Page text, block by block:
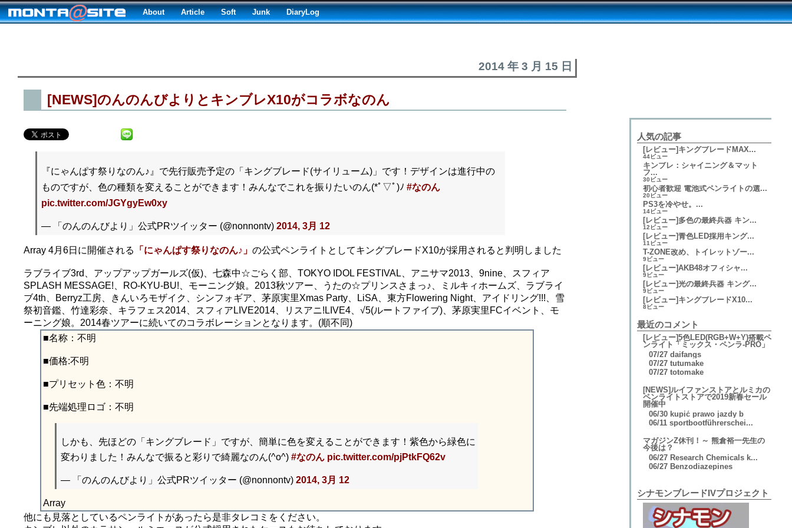
About Article Soft Junk DiaryLog
2014 年 3 月 15 日
[NEWS]のんのんびよりとキンブレX10がコラボなのん
『にゃんぱす祭りなのん♪』で先行販売予定の「キングブレード(サイリューム)」です！デザインは進行中の
ものですが、色の種類を変えることができます！みんなでこれを振りたいのん(*ﾟ▽ﾟ)ﾉ #なのん
pic.twitter.com/JGYgyEw0xy
— 「のんのんびより」公式PRツイッター (@nonnontv) 2014, 3月 12
Array 4月6日に開催される 「にゃんぱす祭りなのん♪」 の公式ペンライトとしてキングブレードX10が採用されると判明しました
ラブライブ3rd、アップアップガールズ(仮)、七森中☆ごらく部、TOKYO IDOL FESTIVAL、アニサマ2013、9nine、スフィア
SPLASH MESSAGE!、RO-KYU-BU!、モーニング娘。2013秋ツアー、うたの☆プリンスさまっ♪、ミルキィホームズ、ラブライ
ブ4th、Berryz工房、きんいろモザイク、シンフォギア、茅原実里Xmas Party、LiSA、東方Flowering Night、アイドリング!!!、雪
祭初音鑑、竹達彩奈、キラフェス2014、スフィアLIVE2014、リスアニ!LIVE4、√5(ルートファイブ)、茅原実里FCイベント、モ
ーニング娘。2014春ツアーに続いてのコラボレーションとなります。(順不同)
■名称：不明
■価格:不明
■プリセット色：不明
■先端処理ロゴ：不明
しかも、先ほどの「キングブレード」ですが、簡単に色を変えることができます！紫色から緑色に
変わりました！みんなで振ると彩りで綺麗なのん(^o^) #なのん pic.twitter.com/pjPtkFQ62v
— 「のんのんびより」公式PRツイッター (@nonnontv) 2014, 3月 12
Array
他にも見落としているペンライトがあったら是非タレコミをください。
人気の記事
[レビュー]キングブレードMAX...
44ビュー
キンブレ：シャイニング＆マット
フ...
30ビュー
初心者歓迎 電池式ペンライトの選...
20ビュー
PS3を冷やせ。...
14ビュー
[レビュー]多色の最終兵器 キン...
12ビュー
[レビュー]青色LED採用キング...
11ビュー
T-ZONE改め、トイレットゾー...
9ビュー
[レビュー]AKB48オフィシャ...
9ビュー
[レビュー]光の最終兵器 キング...
9ビュー
[レビュー]キングブレードX10...
8ビュー
最近のコメント
[レビュー]5色LED(RGB+W+Y)搭載ペ
ンライト「ミックス・ペンラ-PRO」
07/27 daifangs
07/27 tutumake
07/27 totomake
[NEWS]ルイファンストアとルミカの
ペンライトストアで2019新春セール
開催中
06/30 kupić prawo jazdy b
06/11 sportbootführerschei...
マガジンZ休刊！～ 熊倉裕一先生の
今後は？
06/27 Research Chemicals k...
06/27 Benzodiazepines
シナモンブレードIVプロジェクト